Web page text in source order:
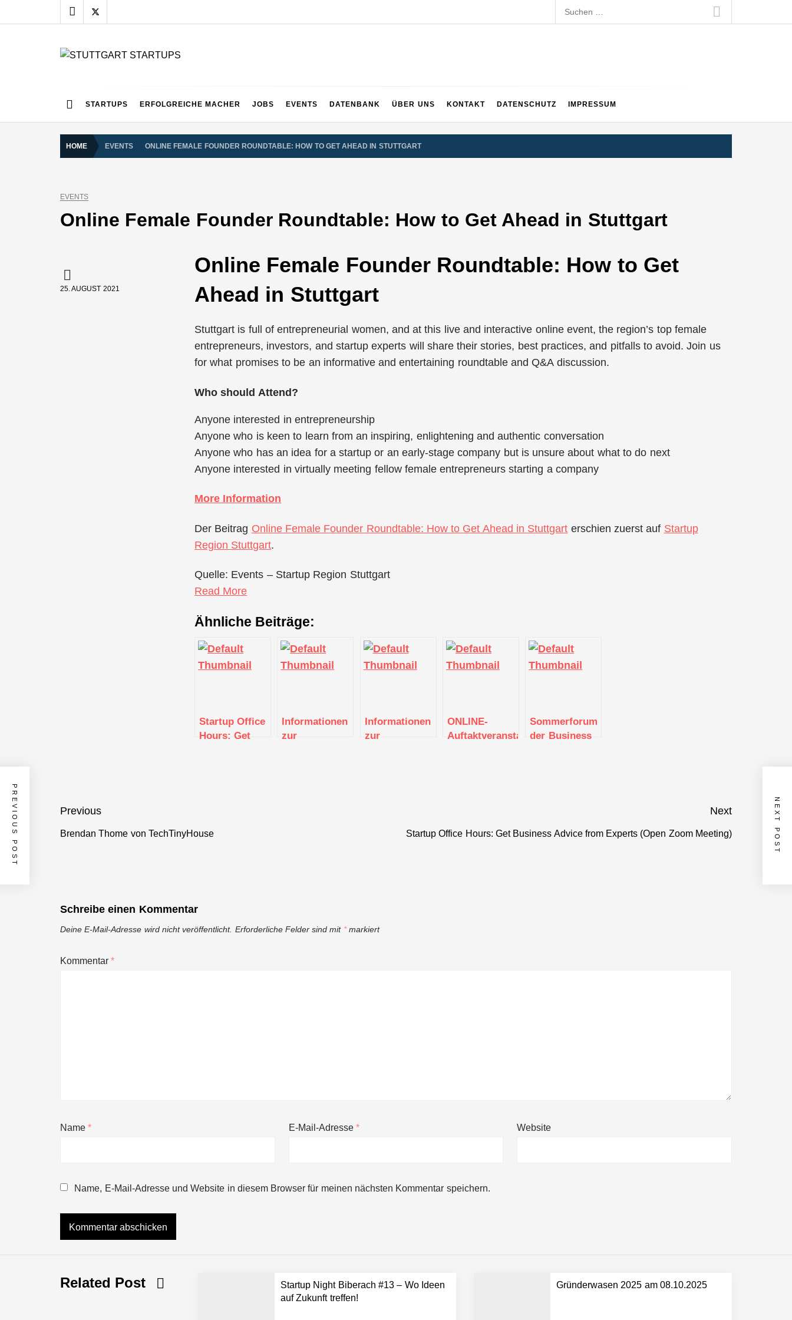
to
Suchen
nach:
STARTUPS ERFOLGREICHE MACHER JOBS EVENTS DATENBANK ÜBER UNS KONTAKT DATENSCHUTZ IMPRESSUM
HOME EVENTS ONLINE FEMALE FOUNDER ROUNDTABLE: HOW TO GET AHEAD IN STUTTGART
EVENTS
Online Female Founder Roundtable: How to Get Ahead in Stuttgart
25. AUGUST 2021
Online Female Founder Roundtable: How to Get
Ahead in Stuttgart
Stuttgart is full of entrepreneurial women, and at this live and interactive online event, the region’s top female
entrepreneurs, investors, and startup experts will share their stories, best practices, and pitfalls to avoid. Join us
for what promises to be an informative and entertaining roundtable and Q&A discussion.
Who should Attend?
Anyone interested in entrepreneurship
Anyone who is keen to learn from an inspiring, enlightening and authentic conversation
Anyone who has an idea for a startup or an early-stage company but is unsure about what to do next
Anyone interested in virtually meeting fellow female entrepreneurs starting a company
More Information
Der Beitrag Online Female Founder Roundtable: How to Get Ahead in Stuttgart erschien zuerst auf Startup
Region Stuttgart.
Quelle: Events – Startup Region Stuttgart
Read More
Ähnliche Beiträge:
Startup Office
Hours: Get
Informationen
zur
Informationen
zur
ONLINE-
Auftaktveranstaltung
Sommerforum
der Business
Beitragsnavigation
Previous
Previous
Brendan Thome von TechTinyHouse
Next
Next
Startup Office Hours: Get Business Advice from Experts (Open Zoom Meeting)
PREVIOUS POST NEXT POST
Schreibe einen Kommentar
Deine E-Mail-Adresse wird nicht veröffentlicht. Erforderliche Felder sind mit *markiert
Kommentar*
Name* E-Mail-Adresse * Website
Name, E-Mail-Adresse und Website in diesem Browser für meinen nächsten Kommentar speichern.
Related Post
Startup Night Biberach #13 – Wo Ideen
auf Zukunft treffen!
Gründerwasen 2025 am 08.10.2025
Simulationsdienstleistung in Minuten statt Wochen: FiniteNow ermöglicht sofortige Angebotskalkulation für schnellere Entwicklungsprozesse